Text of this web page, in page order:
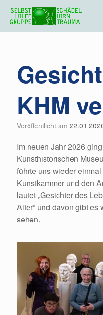
Inhalt
springen
KHM
Veröffentlicht am
Im neuen Jahr 2026
Kunsthistorischen
führte uns wieder
Kunstkammer und den
lautet „Gesichter des
Alter“ und davon gibt es
sehen.